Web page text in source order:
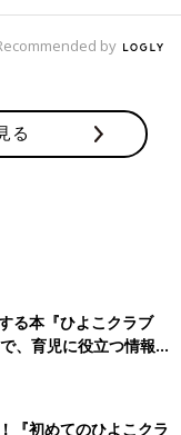
by
る
る本『ひよこクラブ
、育児に役立つ情報が
『初めてのひよこクラ